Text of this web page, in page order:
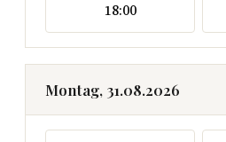
18:00
Montag, 31.08.2026